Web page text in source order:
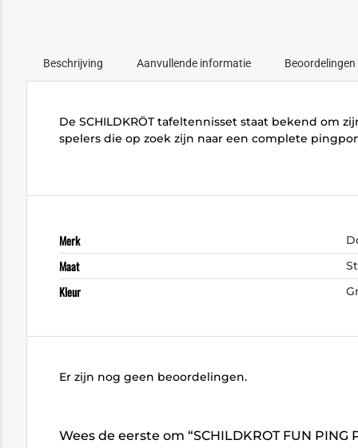
Beschrijving Aanvullende informatie Beoordelingen
De SCHILDKRÖT tafeltennisset staat bekend om
spelers die op zoek zijn naar een complete
Merk
Maat
Kleur
Er zijn nog geen beoordelingen.
Wees de eerste om “SCHILDKROT FUN PING